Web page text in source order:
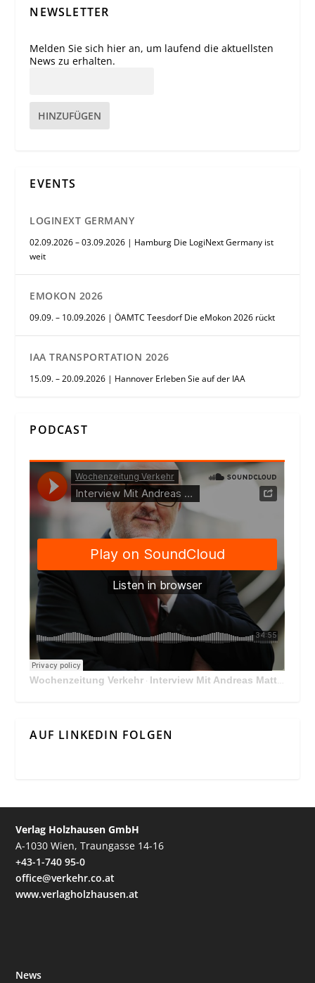
NEWSLETTER
Melden Sie sich hier an, um laufend die aktuellsten
News zu erhalten.
HINZUFÜGEN
EVENTS
LOGINEXT GERMANY
02.09.2026 – 03.09.2026 | Hamburg Die LogiNext Germany ist
weit
EMOKON 2026
09.09. – 10.09.2026 | ÖAMTC Teesdorf Die eMokon 2026 rückt
IAA TRANSPORTATION 2026
15.09. – 20.09.2026 | Hannover Erleben Sie auf der IAA
PODCAST
Wochenzeitung Verkehr · Interview Mit Andreas Matthä, CEO der ÖBB Holding
AUF LINKEDIN FOLGEN
Verlag Holzhausen GmbH
A-1030 Wien, Traungasse 14-16
+43-1-740 95-0
office@verkehr.co.at
www.verlagholzhausen.at
News